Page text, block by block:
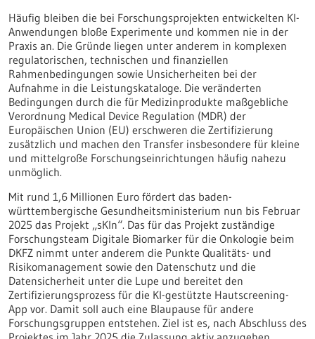
Häufig bleiben die bei Forschungsprojekten entwickelten KI-
Anwendungen bloße Experimente und kommen nie in der
Praxis an. Die Gründe liegen unter anderem in komplexen
regulatorischen, technischen und finanziellen
Rahmenbedingungen sowie Unsicherheiten bei der
Aufnahme in die Leistungskataloge. Die veränderten
Bedingungen durch die für Medizinprodukte maßgebliche
Verordnung Medical Device Regulation (MDR) der
Europäischen Union (EU) erschweren die Zertifizierung
zusätzlich und machen den Transfer insbesondere für kleine
und mittelgroße Forschungseinrichtungen häufig nahezu
unmöglich.
Mit rund 1,6 Millionen Euro fördert das baden-
württembergische Gesundheitsministerium nun bis Februar
2025 das Projekt „sKIn“. Das für das Projekt zuständige
Forschungsteam Digitale Biomarker für die Onkologie beim
DKFZ nimmt unter anderem die Punkte Qualitäts- und
Risikomanagement sowie den Datenschutz und die
Datensicherheit unter die Lupe und bereitet den
Zertifizierungsprozess für die KI-gestützte Hautscreening-
App vor. Damit soll auch eine Blaupause für andere
Forschungsgruppen entstehen. Ziel ist es, nach Abschluss des